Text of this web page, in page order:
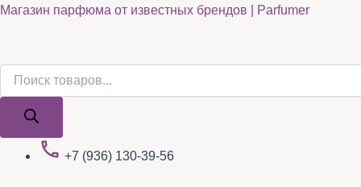
Перейти
Магазин парфюма от известных брендов | Parfumer
Поиск
+7 (936) 130-39-56
Поиск
Quantity